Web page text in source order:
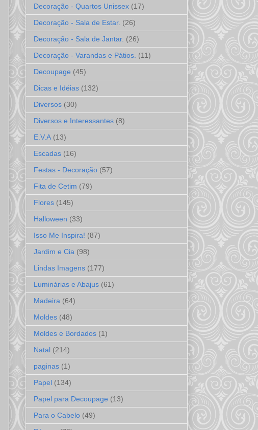
Decoração - Quartos Unissex (17)
Decoração - Sala de Estar. (26)
Decoração - Sala de Jantar. (26)
Decoração - Varandas e Pátios. (11)
Decoupage (45)
Dicas e Idéias (132)
Diversos (30)
Diversos e Interessantes (8)
E.V.A (13)
Escadas (16)
Festas - Decoração (57)
Fita de Cetim (79)
Flores (145)
Halloween (33)
Isso Me Inspira! (87)
Jardim e Cia (98)
Lindas Imagens (177)
Luminárias e Abajus (61)
Madeira (64)
Moldes (48)
Moldes e Bordados (1)
Natal (214)
paginas (1)
Papel (134)
Papel para Decoupage (13)
Para o Cabelo (49)